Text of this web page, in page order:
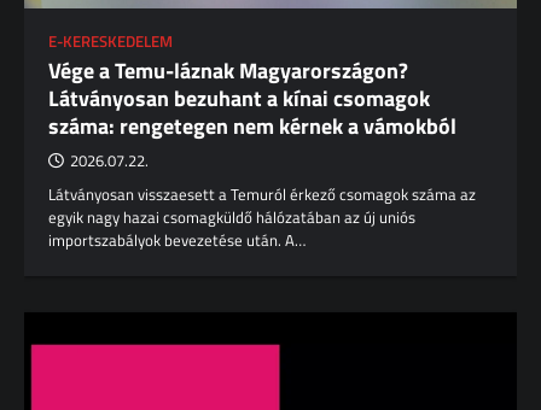
E-KERESKEDELEM
Vége a Temu-láznak Magyarországon?
Látványosan bezuhant a kínai csomagok
száma: rengetegen nem kérnek a vámokból
2026.07.22.
Látványosan visszaesett a Temuról érkező csomagok száma az
egyik nagy hazai csomagküldő hálózatában az új uniós
importszabályok bevezetése után. A…